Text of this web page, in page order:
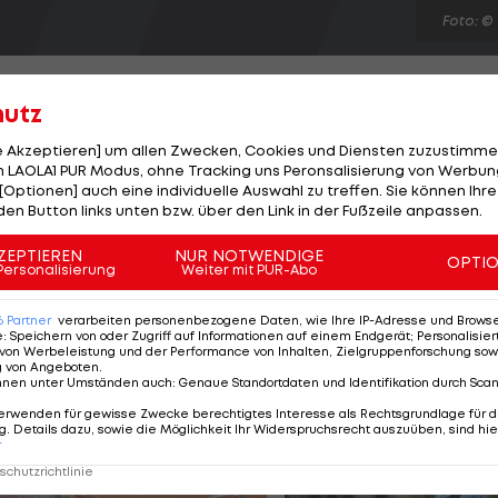
Foto: ©
auch Sebastien Loeb erstmals über einen
es bei ihm nach Ende seines Citroen-Vertrages mit
weiter, weiß ich nicht, wo die Herausforderung
Mini schließt er aus, da das Team nicht siegfähig
ähnlich stark aufgestellt zu sein wie Citroen."
Akzeptieren] um allen Zwecken, Cookies und Diensten
PUR Modus, ohne Tracking uns Peronsalisierung von
auch eine individuelle Auswahl zu treffen. Sie können
Button links unten bzw. über den Link in der Fußzeile anpassen.
NUR NOTWENDIGE
Weiter mit PUR-Abo
Partner verarbeiten personenbezogene Daten, wie Ihre IP-Adresse und
: Speichern von oder Zugriff auf Informationen auf einem Endgerät;
Werbeleistung und der Performance von Inhalten, Zielgruppenforschung
von Angeboten
unter Umständen auch: Genaue Standortdaten und Identifikation durch
für gewisse Zwecke berechtigtes Interesse als Rechtsgrundlage für
Details dazu, sowie die Möglichkeit Ihr Widerspruchsrecht auszuüben, sind